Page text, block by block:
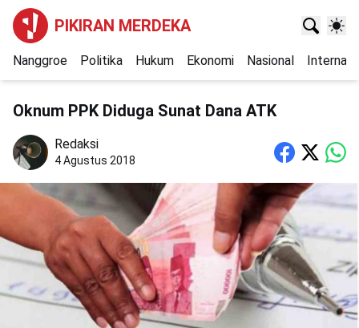
PIKIRAN MERDEKA
Nanggroe Politika Hukum Ekonomi Nasional
Oknum PPK Diduga Sunat Dana ATK
Redaksi
4 Agustus 2018